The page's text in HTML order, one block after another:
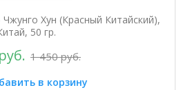
Хун (Красный Китайский),
50 гр.
1 450 руб.
в корзину